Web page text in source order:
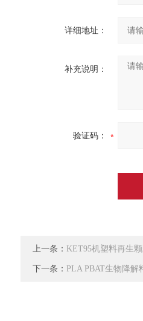
详细地址：
补充说明：
验证码：
上一条： KET95机塑料再生
下一条： PLA PBAT生物降